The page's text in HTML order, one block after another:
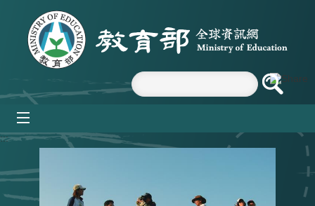
跳到主要內容區塊
:::